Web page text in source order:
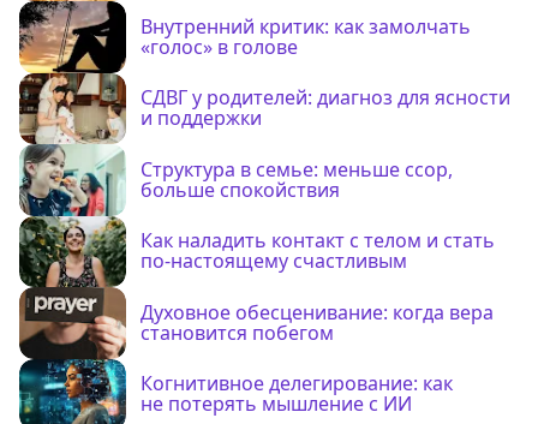
Внутренний критик: как замолчать
«голос» в голове
СДВГ у родителей: диагноз для ясности
и поддержки
Структура в семье: меньше ссор,
больше спокойствия
Как наладить контакт с телом и стать
по-настоящему счастливым
Духовное обесценивание: когда вера
становится побегом
Когнитивное делегирование: как
не потерять мышление с ИИ